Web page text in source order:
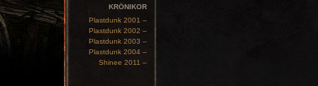
KRÖNIKOR
Plastdunk 2001 –
Plastdunk 2002 –
Plastdunk 2003 –
Plastdunk 2004 –
Shinee 2011 –